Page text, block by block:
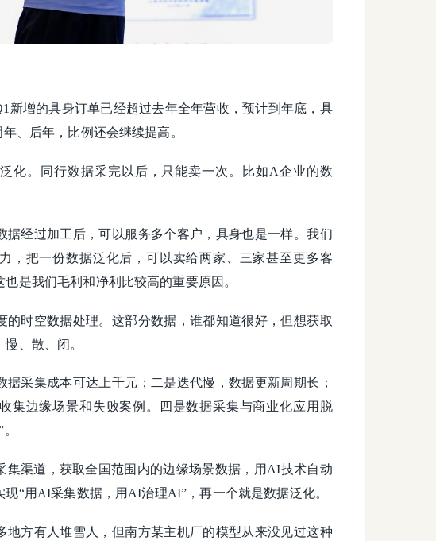
新增的具身订单已经超过去年全年营收，预计到年底，具
、后年，比例还会继续提高。
化。同行数据采完以后，只能卖一次。比如A企业的数
据经过加工后，可以服务多个客户，具身也是一样。我们
，把一份数据泛化后，可以卖给两家、三家甚至更多客
是我们毛利和净利比较高的重要原因。
的时空数据处理。这部分数据，谁都知道很好，但想获取
、散、闭。
采集成本可达上千元；二是迭代慢，数据更新周期长；
集边缘场景和失败案例。四是数据采集与商业化应用脱
集渠道，获取全国范围内的边缘场景数据，用AI技术自动
“用AI采集数据，用AI治理AI”，再一个就是数据泛化。
地方有人堆雪人，但南方某主机厂的模型从来没见过这种